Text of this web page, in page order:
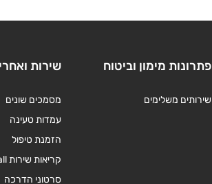
פתרונות מימון וביטוח
שירותים משלימים
שירות
מסמכים שונים
עמדות טעינה
הזמנת טיפול
קריאות שירות Recall
סרטוני הדרכה